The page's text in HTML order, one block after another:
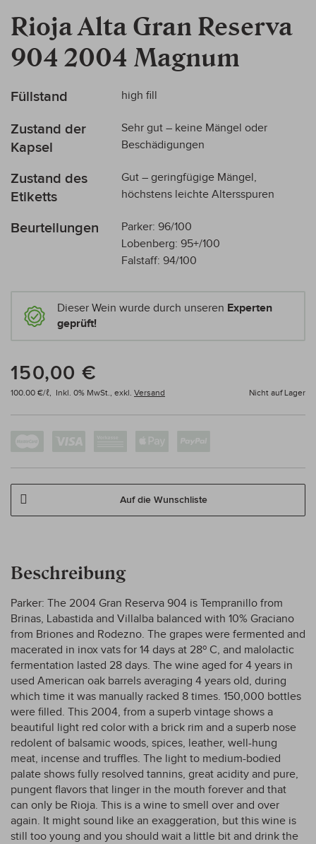
Rioja Alta Gran Reserva
904 2004 Magnum
Mehr
Füllstand high fill
Zustand der
Kapsel
Sehr gut – keine Mängel oder
Beschädigungen
Zustand des
Etiketts
Gut – geringfügige Mängel,
höchstens leichte Altersspuren
Beurteilungen
Parker: 96/100
Lobenberg: 95+/100
Falstaff: 94/100
Dieser Wein wurde durch unseren Experten
geprüft!
150,00 €
Inkl. 0% MwSt., exkl. Versand Nicht auf Lager
100.00 €/ℓ,
Auf die Wunschliste
der
Bildergalerie
springen
Beschreibung
Parker: The 2004 Gran Reserva 904 is Tempranillo from
Brinas, Labastida and Villalba balanced with 10% Graciano
from Briones and Rodezno. The grapes were fermented and
macerated in inox vats for 14 days at 28º C, and malolactic
fermentation lasted 28 days. The wine aged for 4 years in
used American oak barrels averaging 4 years old, during
which time it was manually racked 8 times. 150,000 bottles
were filled. This 2004, from a superb vintage shows a
beautiful light red color with a brick rim and a superb nose
redolent of balsamic woods, spices, leather, well-hung
meat, incense and truffles. The light to medium-bodied
palate shows fully resolved tannins, great acidity and pure,
pungent flavors that linger in the mouth forever and that
can only be Rioja. This is a wine to smell over and over
again. It might sound like an exaggeration, but this wine is
still too young and you should wait a little bit and drink the